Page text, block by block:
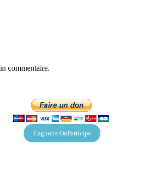
commentaire.
Cagnotte OnParticipe